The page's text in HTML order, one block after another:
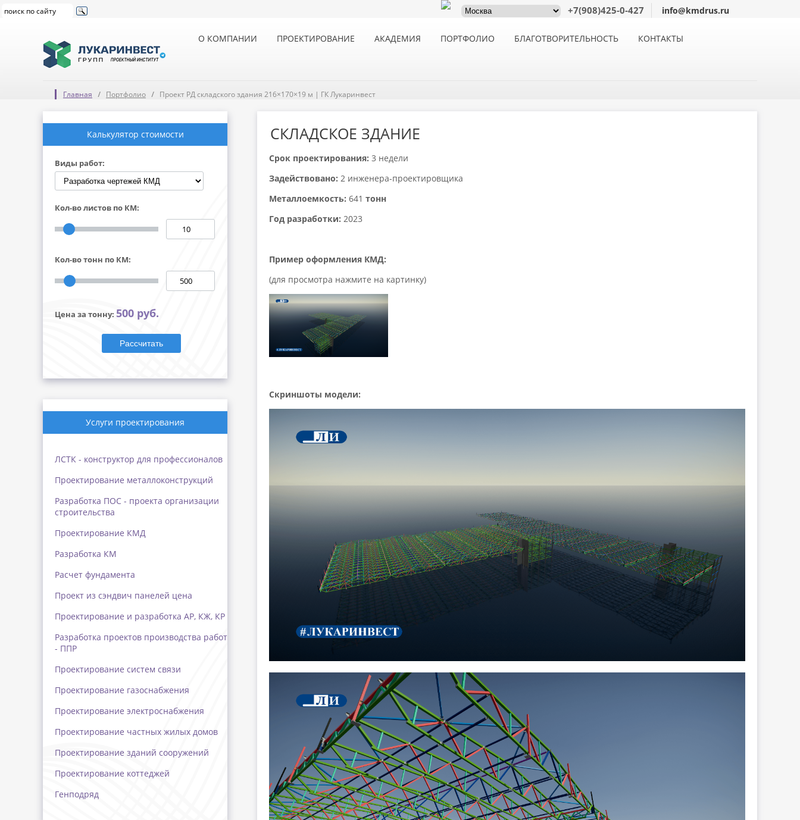
+7(908)425-0-427 info@kmdrus.ru
О КОМПАНИИ ПРОЕКТИРОВАНИЕ АКАДЕМИЯ ПОРТФОЛИО БЛАГОТВОРИТЕЛЬНОСТЬ КОНТАКТЫ
Главная Портфолио Проект РД складского здания 216×170×19 м | ГК Лукаринвест
Калькулятор стоимости
Виды работ:
Кол-во листов по КМ:
Кол-во тонн по КМ:
Цена за тонну: 500 руб.
Рассчитать
Услуги проектирования
ЛСТК - конструктор для профессионалов
Проектирование металлоконструкций
Разработка ПОС - проекта организации
строительства
Проектирование КМД
Разработка КМ
Расчет фундамента
Проект из сэндвич панелей цена
Проектирование и разработка АР, КЖ, КР
Разработка проектов производства работ
- ППР
Проектирование систем связи
Проектирование газоснабжения
Проектирование электроснабжения
Проектирование частных жилых домов
Проектирование зданий сооружений
Проектирование коттеджей
Генподряд
СКЛАДСКОЕ ЗДАНИЕ
Срок проектирования: 3 недели
Задействовано: 2 инженера-проектировщика
Металлоемкость: 641 тонн
Год разработки: 2023
Пример оформления КМД:
(для просмотра нажмите на картинку)
Скриншоты модели: